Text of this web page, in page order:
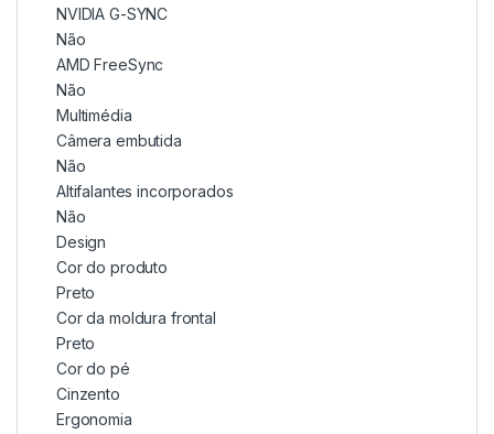
NVIDIA G-SYNC
Não
AMD FreeSync
Não
Multimédia
Câmera embutida
Não
Altifalantes incorporados
Não
Design
Cor do produto
Preto
Cor da moldura frontal
Preto
Cor do pé
Cinzento
Ergonomia